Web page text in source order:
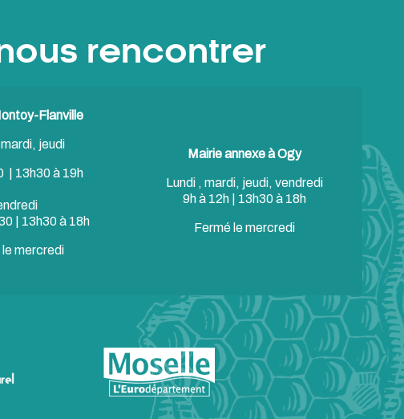
rencontrer
Flanville
mardi, jeudi
| 13h30 à 19h
| 13h30 à 18h
le mercredi
Mairie annexe à Ogy
Lundi , mardi, jeudi, vendredi
9h à 12h | 13h30 à 18h
Fermé le mercredi